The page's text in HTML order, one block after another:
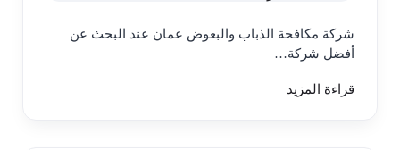
شركة مكافحة الذباب والبعوض عمان عند البحث عن
أفضل شركة…
قراءة المزيد